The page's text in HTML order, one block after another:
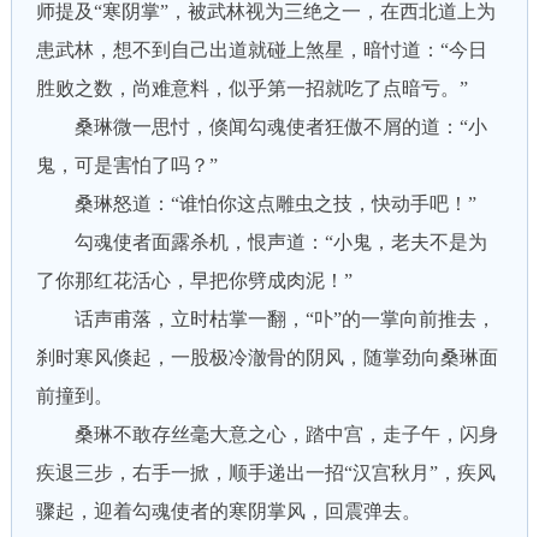
师提及“寒阴掌”，被武林视为三绝之一，在西北道上为
患武林，想不到自己出道就碰上煞星，暗忖道：“今日
胜败之数，尚难意料，似乎第一招就吃了点暗亏。”
桑琳微一思忖，倏闻勾魂使者狂傲不屑的道：“小
鬼，可是害怕了吗？”
桑琳怒道：“谁怕你这点雕虫之技，快动手吧！”
勾魂使者面露杀机，恨声道：“小鬼，老夫不是为
了你那红花活心，早把你劈成肉泥！”
话声甫落，立时枯掌一翻，“卟”的一掌向前推去，
刹时寒风倏起，一股极冷澈骨的阴风，随掌劲向桑琳面
前撞到。
桑琳不敢存丝毫大意之心，踏中宫，走子午，闪身
疾退三步，右手一掀，顺手递出一招“汉宫秋月”，疾风
骤起，迎着勾魂使者的寒阴掌风，回震弹去。